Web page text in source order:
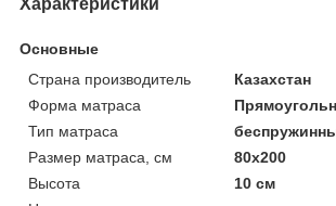
Основные
Страна производитель
Казахстан
Форма матраса
Тип матраса
Размер матраса, см
80х200
Высота
10 см